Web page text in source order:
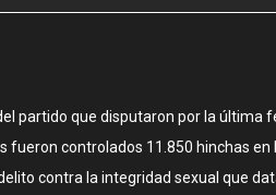
partido que disputaron por la última
fueron controlados 11.850 hinchas
contra la integridad sexual que